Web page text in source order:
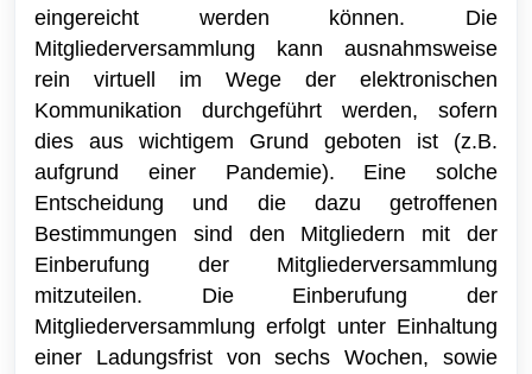
eingereicht werden können. Die
Mitgliederversammlung kann ausnahmsweise
rein virtuell im Wege der elektronischen
Kommunikation durchgeführt werden, sofern
dies aus wichtigem Grund geboten ist (z.B.
aufgrund einer Pandemie). Eine solche
Entscheidung und die dazu getroffenen
Bestimmungen sind den Mitgliedern mit der
Einberufung der Mitgliederversammlung
mitzuteilen. Die Einberufung der
Mitgliederversammlung erfolgt unter Einhaltung
einer Ladungsfrist von sechs Wochen, sowie